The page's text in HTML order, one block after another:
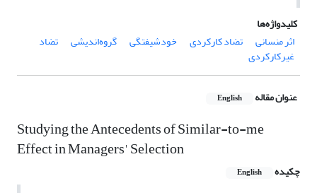
کلیدواژه‌ها
اثر منسانی
تضاد کارکردی خودشیفتگی گروه‌اندیشی تضاد
غیرکارکردی
عنوان مقاله English
Studying the Antecedents of Similar-to-me
Effect in Managers' Selection
چکیده English